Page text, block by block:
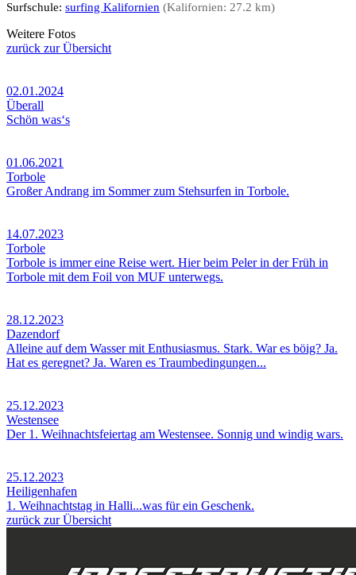
Surfschule: surfing Kalifornien (Kalifornien: 27.2 km)
Weitere Fotos
zurück zur Übersicht
02.01.2024
Überall
Schön was‘s
01.06.2021
Torbole
Großer Andrang im Sommer zum Stehsurfen in Torbole.
14.07.2023
Torbole
Torbole is immer eine Reise wert. Hier beim Peler in der Früh in
Torbole mit dem Foil von MUF unterwegs.
28.12.2023
Dazendorf
Alleine auf dem Wasser mit Enthusiasmus. Stark. War es böig? Ja.
Hat es geregnet? Ja. Waren es Traumbedingungen...
25.12.2023
Westensee
Der 1. Weihnachtsfeiertag am Westensee. Sonnig und windig wars.
25.12.2023
Heiligenhafen
1. Weihnachtstag in Halli...was für ein Geschenk.
zurück zur Übersicht